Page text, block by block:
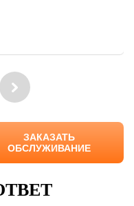
ЗАКАЗАТЬ
ОБСЛУЖИВАНИЕ